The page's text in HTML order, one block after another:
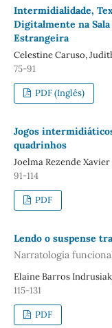
Intermidialidade,
Digitalmente na
Estrangeira
Celestine Caruso,
75-91
PDF (Inglês)
Jogos
quadrinhos
Joelma Rezende
91-114
PDF
Lendo o suspense
Narratologia
Elaine Barros
115-131
PDF